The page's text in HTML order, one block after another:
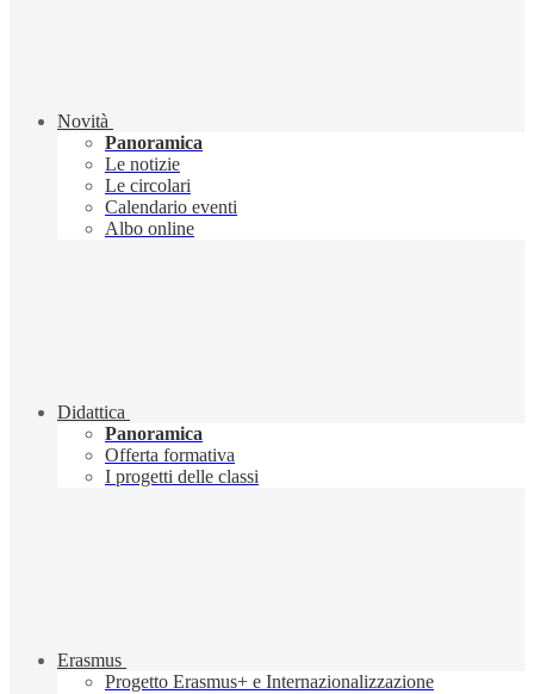
Novità
Panoramica
Le notizie
Le circolari
Calendario eventi
Albo online
Didattica
Panoramica
Offerta formativa
I progetti delle classi
Erasmus
Progetto Erasmus+ e Internazionalizzazione